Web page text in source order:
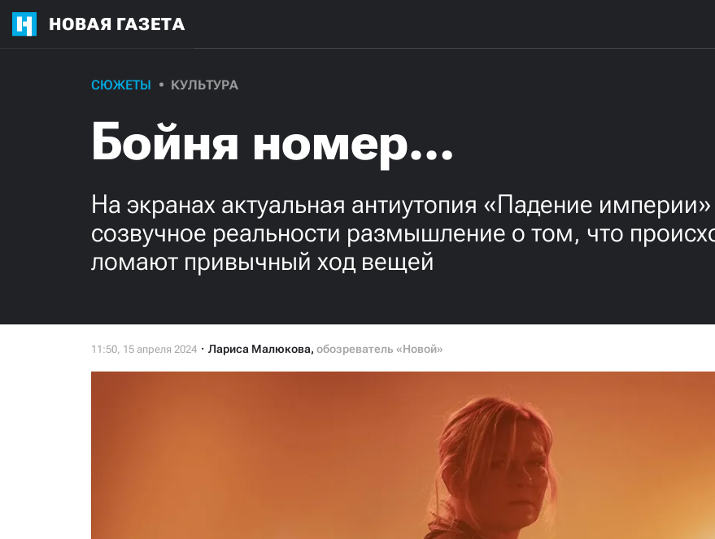
НОВАЯ ГАЗЕТА
СЮЖЕТЫ КУЛЬТУРА
Бойня номер…
На экранах актуальная антиутопия «Падение
созвучное реальности размышление о том, что
ломают привычный ход вещей
Лариса Малюкова, обозреватель «Новой»